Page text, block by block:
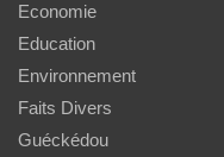
Economie
Education
Environnement
Faits Divers
Guéckédou